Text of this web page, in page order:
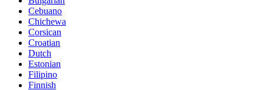
Cebuano
Chichewa
Corsican
Croatian
Dutch
Estonian
Filipino
Finnish